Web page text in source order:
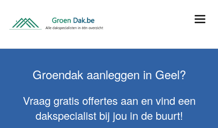
Groendak aanleggen in Geel?
Vraag gratis offertes aan en vind een
dakspecialist bij jou in de buurt!